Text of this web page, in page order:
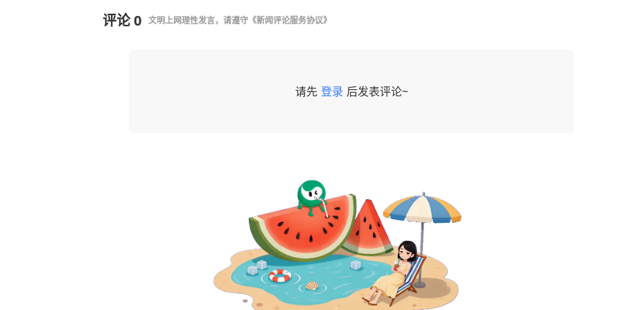
评论0 文明上网理性发言，请遵守 《新闻评论服务协议》
请先 登录 后发表评论~